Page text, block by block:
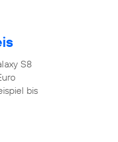
S8
bis